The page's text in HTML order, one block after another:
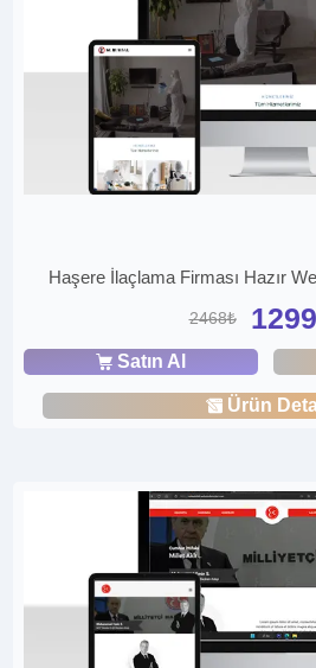
Haşere İlaçlama Firması Hazır
2468₺
Satın Al
Ürün